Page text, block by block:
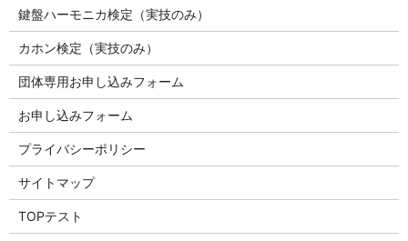
鍵盤ハーモニカ検定（実技のみ）
カホン検定（実技のみ）
団体専用お申し込みフォーム
お申し込みフォーム
プライバシーポリシー
サイトマップ
TOPテスト